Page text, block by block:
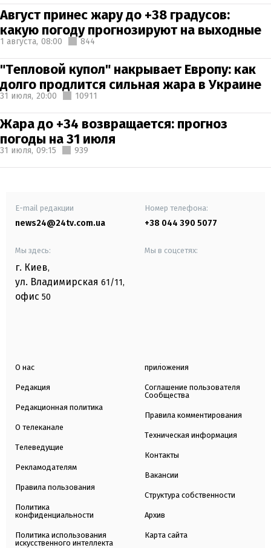
Август принес жару до +38 градусов:
какую погоду прогнозируют на выходные
1 августа, 08:00 844
"Тепловой купол" накрывает Европу: как
долго продлится сильная жара в Украине
31 июля, 20:00 10911
Жара до +34 возвращается: прогноз
погоды на 31 июля
31 июля, 09:15 939
E-mail редакции
news24@24tv.com.ua
Номер телефона:
+38 044 390 5077
Мы здесь:
г. Киев,
ул. Владимирская 61/11,
офис 50
Мы в соцсетях:
О нас
Редакция
Редакционная политика
О телеканале
Телеведущие
Рекламодателям
Правила пользования
Политика
конфиденциальности
Политика использования
искусственного интеллекта
приложения
Соглашение пользователя
Сообщества
Правила комментирования
Техническая информация
Контакты
Вакансии
Структура собственности
Архив
Карта сайта